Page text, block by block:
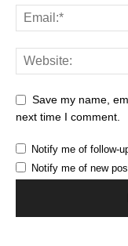
Save my name,
next time I comment.
Notify me of follow-
Notify me of new